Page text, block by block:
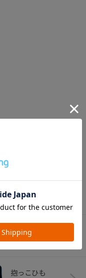
チャイルドシート
抱っこひも